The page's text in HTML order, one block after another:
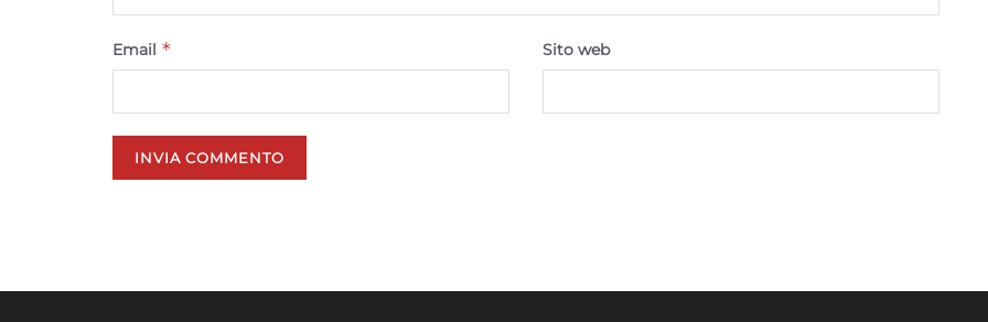
Email * Sito web